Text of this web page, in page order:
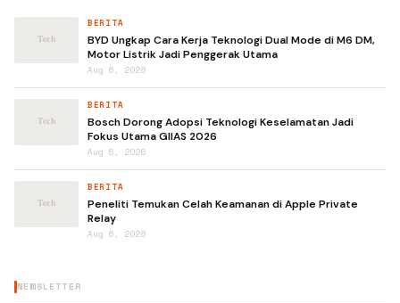
BERITA
BYD Ungkap Cara Kerja Teknologi Dual Mode di M6 DM,
Motor Listrik Jadi Penggerak Utama
Aug 6, 2026
BERITA
Bosch Dorong Adopsi Teknologi Keselamatan Jadi
Fokus Utama GIIAS 2026
Aug 6, 2026
BERITA
Peneliti Temukan Celah Keamanan di Apple Private
Relay
Aug 6, 2026
NEWSLETTER